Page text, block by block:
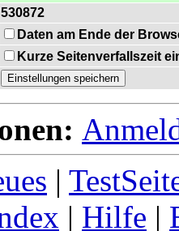
530872
Daten am Ende der
Kurze Seitenverfallszeit
|
| Hilfe |